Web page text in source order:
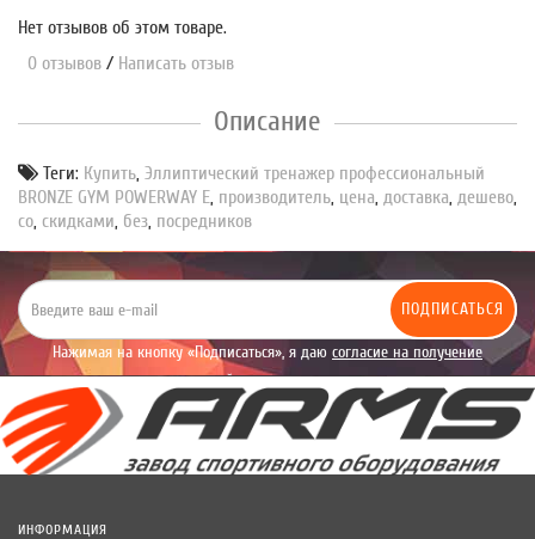
Нет отзывов об этом товаре.
0 отзывов / Написать отзыв
Описание
Теги: Купить, Эллиптический тренажер профессиональный
BRONZE GYM POWERWAY E, производитель, цена, доставка, дешево,
со, скидками, без, посредников
ПОДПИСАТЬСЯ
Нажимая на кнопку «Подписаться», я даю согласие на получение
уведомлений рекламного характера.
ИНФОРМАЦИЯ